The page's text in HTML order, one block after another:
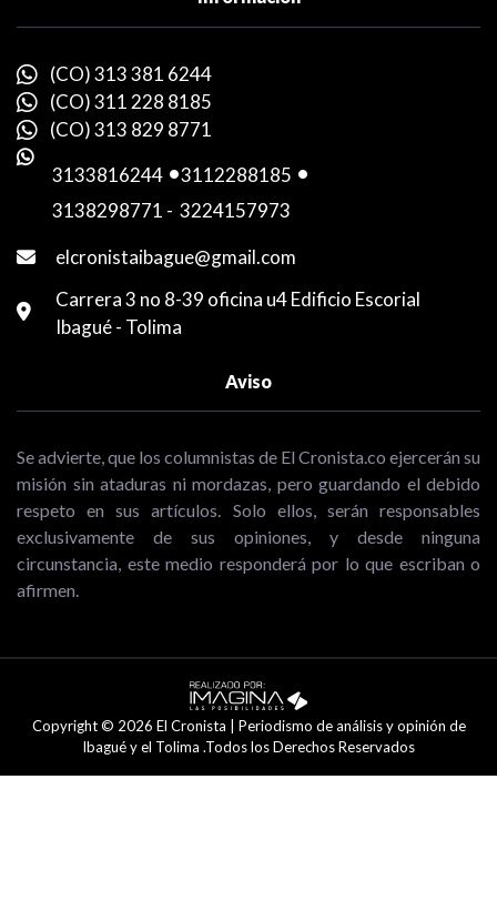
(CO) 313 381 6244
(CO) 311 228 8185
(CO) 313 829 8771
3133816244 -3112288185 -
3138298771 - 3224157973
elcronistaibague@gmail.com
Carrera 3 no 8-39 oficina u4 Edificio Escorial
Ibagué - Tolima
Aviso
Se advierte, que los columnistas de El Cronista.co ejercerán su
misión sin ataduras ni mordazas, pero guardando el debido
respeto en sus artículos. Solo ellos, serán responsables
exclusivamente de sus opiniones, y desde ninguna
circunstancia, este medio responderá por lo que escriban o
afirmen.
Copyright © 2026 El Cronista | Periodismo de análisis y opinión de
Ibagué y el Tolima .Todos los Derechos Reservados